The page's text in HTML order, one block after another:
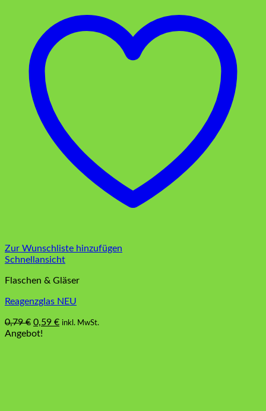
Zur Wunschliste hinzufügen
Schnellansicht
Flaschen & Gläser
Reagenzglas NEU
0,79€ Ursprünglicher
Preis
0,59 €Aktueller
inkl. MwSt.
Angebot!